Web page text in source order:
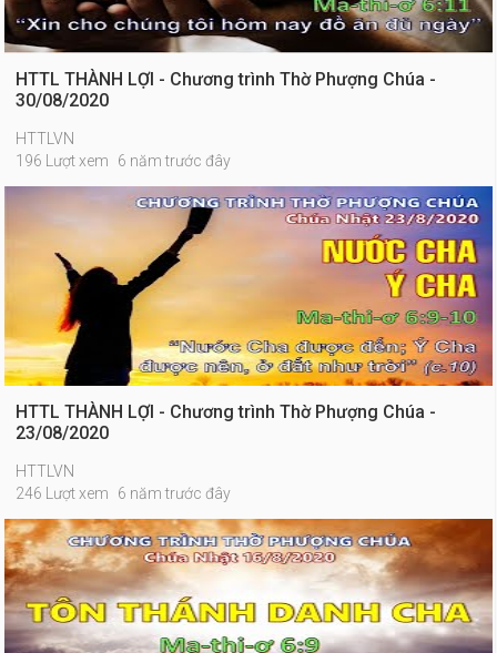
HTTL THÀNH LỢI - Chương trình Thờ Phượng Chúa -
30/08/2020
HTTLVN
196 Lượt xem
6 năm trước đây
HTTL THÀNH LỢI - Chương trình Thờ Phượng Chúa -
23/08/2020
HTTLVN
246 Lượt xem
6 năm trước đây